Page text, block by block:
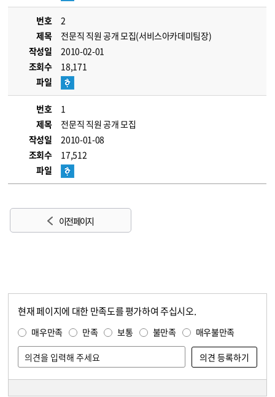
번호
2
제목
전문직 직원 공개 모집(서비스아카데미팀장)
작성일
2010-02-01
조회수
18,171
파일
번호
1
제목
전문직 직원 공개 모집
작성일
2010-01-08
조회수
17,512
파일
이전 페이지
현재 페이지에 대한 만족도를 평가하여 주십시오.
매우만족 만족 보통 불만족 매우불만족